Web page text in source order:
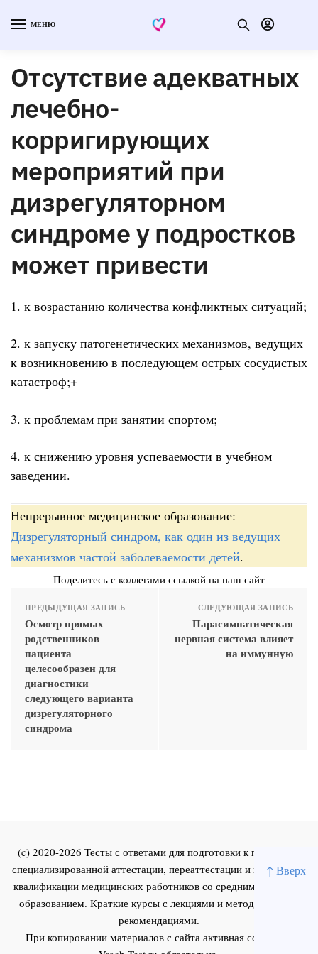
↑ Вверх
МЕНЮ
Отсутствие адекватных
лечебно-
корригирующих
мероприятий при
дизрегуляторном
синдроме у подростков
может привести
1. к возрастанию количества конфликтных ситуаций;
2. к запуску патогенетических механизмов, ведущих
к возникновению в последующем острых сосудистых
катастроф;+
3. к проблемам при занятии спортом;
4. к снижению уровня успеваемости в учебном
заведении.
Непрерывное медицинское образование:
Дизрегуляторный синдром, как один из ведущих
механизмов частой заболеваемости детей.
Поделитесь с коллегами ссылкой на наш сайт
ПРЕДЫДУЩАЯ ЗАПИСЬ
Осмотр прямых
родственников
пациента
целесообразен для
диагностики
следующего варианта
дизрегуляторного
синдрома
СЛЕДУЮЩАЯ ЗАПИСЬ
Парасимпатическая
нервная система влияет
на иммунную
(c) 2020-2026 Тесты с ответами для подготовки к первичной
специализированной аттестации, переаттестации и повышения
квалификации медицинских работников со средним и высшим
образованием. Краткие курсы с лекциями и методическими
рекомендациями.
При копировании материалов с сайта активная ссылка на